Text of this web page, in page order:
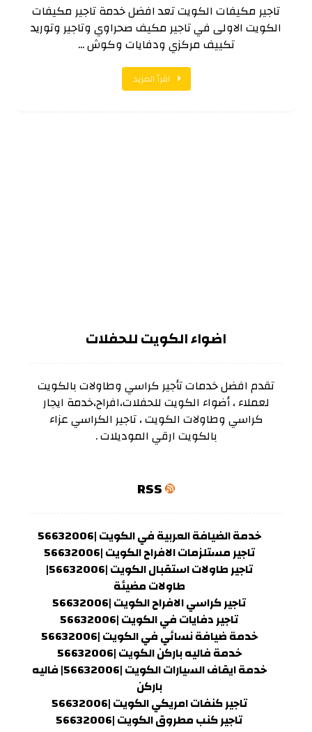
تاجير مكيفات الكويت تعد افضل خدمة تاجير مكيفات
الكويت الاولى في تاجير مكيف صحراوي وتاجير وتوريد
تكييف مركزي ودفايات وكوش ...
اقرأ المزيد
اضواء الكويت للحفلات
تقدم افضل خدمات تأجير كراسي وطاولات بالكويت
لعملاء ، أضواء الكويت للحفلات،افراح،خدمة ايجار
كراسي وطاولات الكويت ، تاجير الكراسي عزاء
بالكويت ارقي الموديلات .
RSS
خدمة الضيافة العربية في الكويت |56632006
تاجير مستلزمات الافراح الكويت |56632006
تاجير طاولات استقبال الكويت |56632006|
طاولات مضيئة
تاجير كراسي الافراح الكويت |56632006
تاجير دفايات في الكويت |56632006
خدمة ضيافة نسائي في الكويت |56632006
خدمة فاليه باركن الكويت |56632006
خدمة ايقاف السيارات الكويت |56632006| فاليه
باركن
تاجير كنفات امريكي الكويت |56632006
تاجير كنب مطروق الكويت |56632006